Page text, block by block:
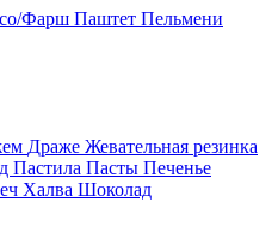
Фарш Паштет Пельмени
Драже Жевательная резинка
Пастила Пасты Печенье
Халва Шоколад